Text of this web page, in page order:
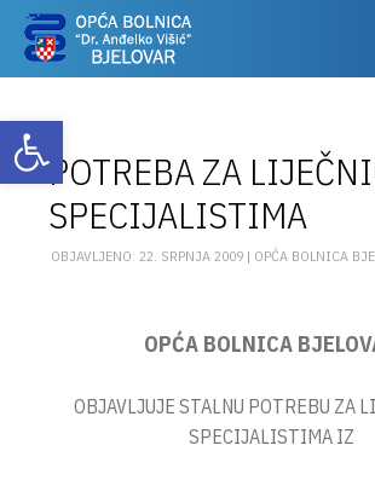
Otvori alatnu traku
POTREBA ZA
SPECIJALISTIMA
OBJAVLJENO: 22. SRPNJA 2009 | OPĆA BOLNICA
OPĆA BOLNICA
OBJAVLJUJE STALNU POTREBU ZA
SPECIJALISTIMA IZ